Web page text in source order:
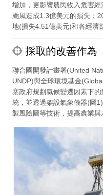
增加，更影響農民收入危害
颱風造成1.3億美元的損失；
地(損失4.51億美元)和各經濟
採取的改善作為
聯合國開發計畫署(United
UNDP)與全球環境基金
寨政府規劃氣候變遷因素下
統，並透過架設氣象儀器(圖
製風險圖等技術，提高農業與